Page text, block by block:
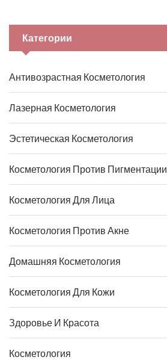
Категории
Антивозрастная Косметология
Лазерная Косметология
Эстетическая Косметология
Косметология Против Пигментации
Косметология Для Лица
Косметология Против Акне
Домашняя Косметология
Косметология Для Кожи
Здоровье И Красота
Косметология